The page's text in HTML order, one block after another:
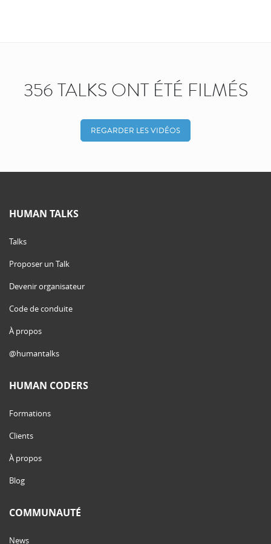
356 TALKS ONT ÉTÉ FILMÉS
REGARDER LES VIDÉOS
HUMAN TALKS
Talks
Proposer un Talk
Devenir organisateur
Code de conduite
À propos
@humantalks
HUMAN CODERS
Formations
Clients
À propos
Blog
COMMUNAUTÉ
News